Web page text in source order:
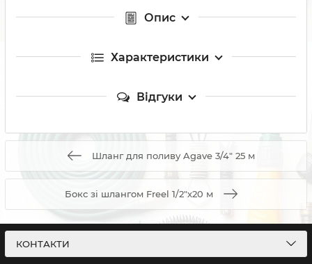
Опис
Характеристики
Відгуки
Шланг для поливу Agave 3/4" 25 м
Бокс зі шлангом Freel 1/2"х20 м
КОНТАКТИ